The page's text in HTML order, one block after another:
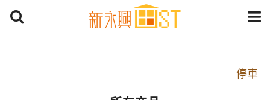
停車
捷運： 中和線【頂溪站 2 號出口】往中山路1段139